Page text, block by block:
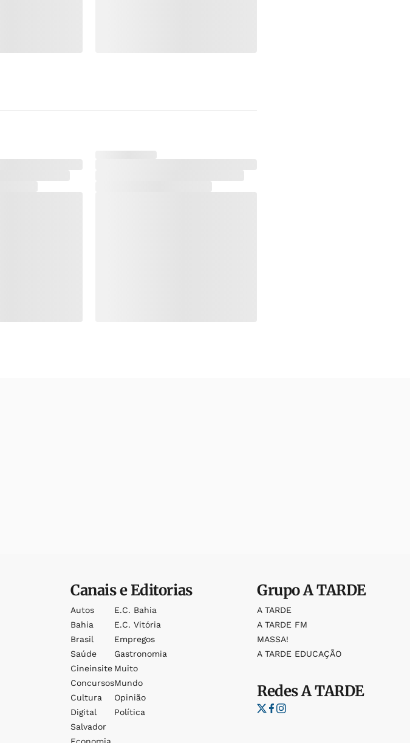
Canais e Editorias
Autos
Bahia
Brasil
Saúde
Cineinsite
Concursos
Cultura
Digital
Salvador
E.c. Bahia
E.c. Vitória
Empregos
Gastronomia
Muito
Mundo
Opinião
Política
GrupoA TARDE
A TARDE
A TARDE FM
MASSA!
A TARDE EDUCAÇÃO
RedesA TARDE